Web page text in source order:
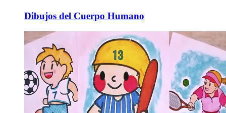
Dibujos del Cuerpo Humano